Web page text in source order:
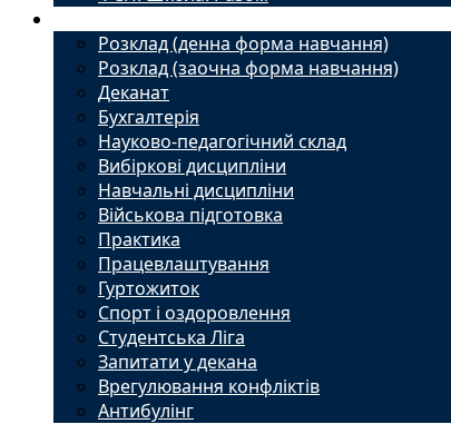
Розклад (денна форма навчання)
Розклад (заочна форма навчання)
Деканат
Бухгалтерія
Науково-педагогічний склад
Вибіркові дисципліни
Навчальні дисципліни
Військова підготовка
Практика
Працевлаштування
Гуртожиток
Спорт і оздоровлення
Студентська Ліга
Запитати у декана
Врегулювання конфліктів
Антибулінг